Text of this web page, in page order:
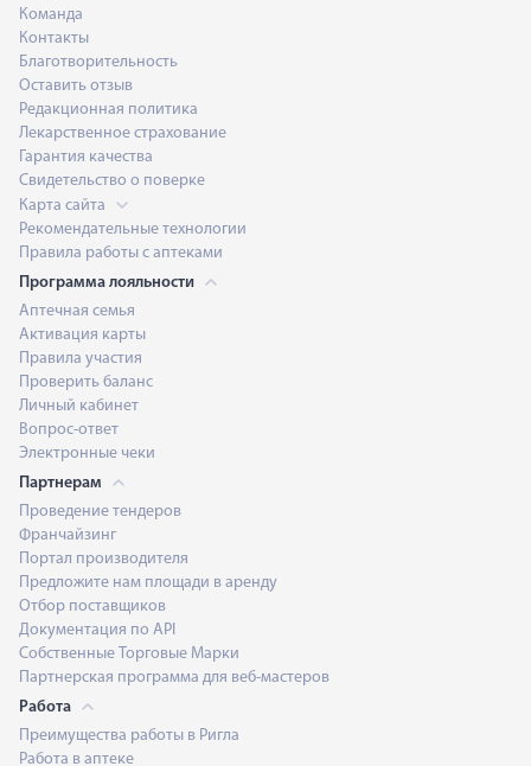
Команда
Контакты
Благотворительность
Оставить отзыв
Редакционная политика
Лекарственное страхование
Гарантия качества
Свидетельство о поверке
Карта сайта
Рекомендательные технологии
Правила работы с аптеками
Программа лояльности
Аптечная семья
Активация карты
Правила участия
Проверить баланс
Личный кабинет
Вопрос-ответ
Электронные чеки
Партнерам
Проведение тендеров
Франчайзинг
Портал производителя
Предложите нам площади в аренду
Отбор поставщиков
Документация по API
Собственные Торговые Марки
Партнерская программа для веб-мастеров
Работа
Преимущества работы в Ригла
Работа в аптеке